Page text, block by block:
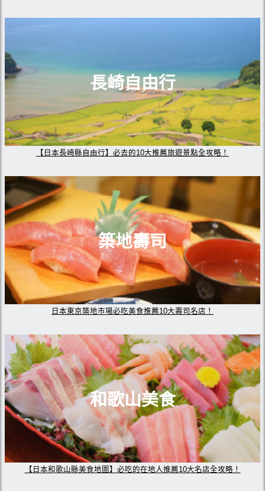
長崎自由行
【日本長崎縣自由行】必去的10大推薦旅遊景點全攻略！
築地壽司
日本東京築地市場必吃美食推薦10大壽司名店！
和歌山美食
【日本和歌山縣美食地圖】必吃的在地人推薦10大名店全攻略！